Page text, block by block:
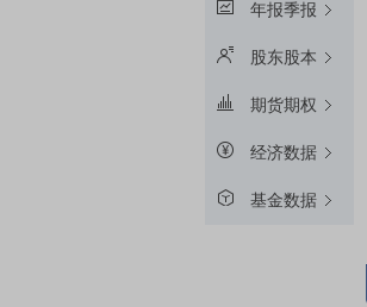
年报季报
股东股本
期货期权
经济数据
基金数据